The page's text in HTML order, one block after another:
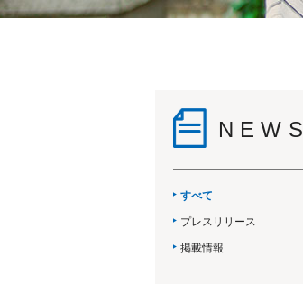
NEWS
すべて
プレスリリース
掲載情報